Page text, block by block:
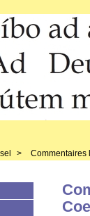
> Commentaires